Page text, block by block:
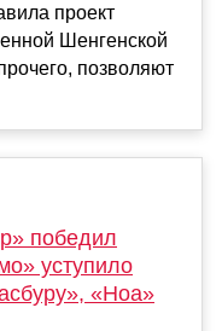
проект
Шенгенской
позволяют
победил
уступило
«Ноа»